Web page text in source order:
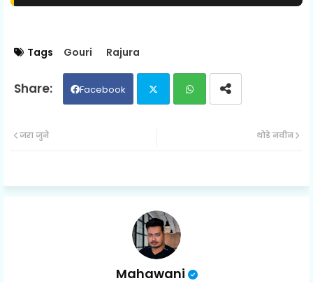
Tags Gouri Rajura
Facebook
ap
थोडे नवीन
जरा जुने
Mahawani